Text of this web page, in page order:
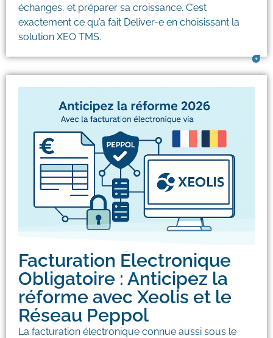
échanges, et préparer sa croissance. C’est
exactement ce qu’a fait Deliver-e en choisissant la
solution XEO TMS.
19/05/2025
Facturation Électronique
Obligatoire : Anticipez la
réforme avec Xeolis et le
Réseau Peppol
La facturation électronique connue aussi sous le